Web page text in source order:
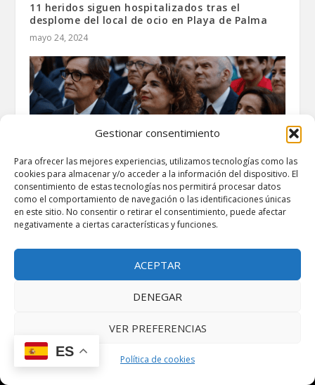
Gestionar consentimiento
Para ofrecer las mejores experiencias, utilizamos tecnologías como las
cookies para almacenar y/o acceder a la información del dispositivo. El
consentimiento de estas tecnologías nos permitirá procesar datos
como el comportamiento de navegación o las identificaciones únicas
en este sitio. No consentir o retirar el consentimiento, puede afectar
negativamente a ciertas características y funciones.
ACEPTAR
DENEGAR
VER PREFERENCIAS
Política de cookies
11 heridos siguen hospitalizados tras el
desplome del local de ocio en Playa de Palma
mayo 24, 2024
Nuevo modelo de financiación singular de
ES